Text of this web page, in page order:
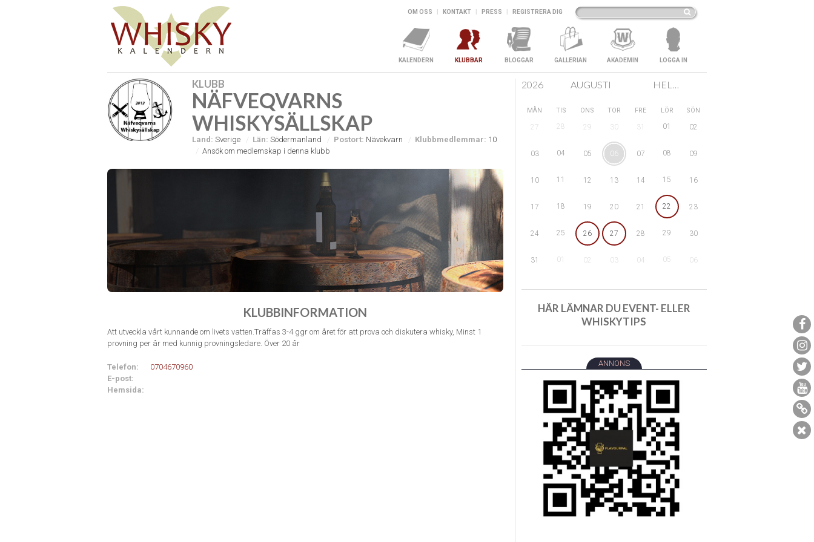
OM OSS KONTAKT PRESS REGISTRERA DIG
KALENDERN KLUBBAR BLOGGAR GALLERIAN AKADEMIN LOGGA IN
KLUBB
NÄFVEQVARNS
WHISKYSÄLLSKAP
Land: Sverige Län: Södermanland Postort: Nävekvarn Klubbmedlemmar: 10
Ansök om medlemskap i denna klubb
KLUBBINFORMATION
Att utveckla vårt kunnande om livets vatten.Träffas 3-4 ggr om året för att prova och diskutera whisky, Minst 1
provning per år med kunnig provningsledare. Över 20 år
Telefon:
0704670960
E-post:
Hemsida:
2026 AUGUSTI HELA SVERIGE
MÅN TIS ONS TOR FRE LÖR SÖN
27 28 29 30 31 01 02
03 04 05 06 07 08 09
10 11 12 13 14 15 16
17 18 19 20 21 22 23
24 25 26 27 28 29 30
31 01 02 03 04 05 06
HÄR LÄMNAR DU EVENT- ELLER
WHISKYTIPS
ANNONS